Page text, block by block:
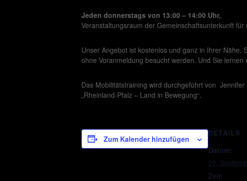
Jeden donnerstags von 13:00 – 14:00 Uhr,
Veranstaltungsraum der Gemeinschaftsunterkunft
Unser Angebot ist kostenlos und ganz in Ihrer
ohne Voranmeldung besucht werden. Und Sie
Das Mobilitätstraining wird durchgeführt von
„Rheinland-Pfalz – Land in Bewegung“.
Zum Kalender hinzufügen
DETAILS
Datum:
20.
Zeit: